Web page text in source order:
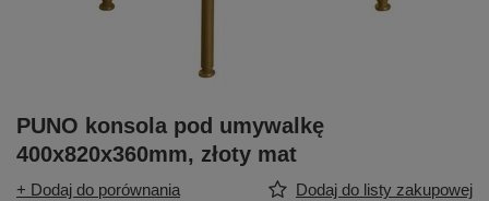
PUNO konsola pod umywalkę
400x820x360mm, złoty mat
+ Dodaj do porównania Dodaj do listy zakupowej